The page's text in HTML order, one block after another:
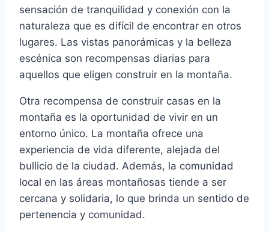
sensación de tranquilidad y conexión con la
naturaleza que es difícil de encontrar en otros
lugares. Las vistas panorámicas y la belleza
escénica son recompensas diarias para
aquellos que eligen construir en la montaña.
Otra recompensa de construir casas en la
montaña es la oportunidad de vivir en un
entorno único. La montaña ofrece una
experiencia de vida diferente, alejada del
bullicio de la ciudad. Además, la comunidad
local en las áreas montañosas tiende a ser
cercana y solidaria, lo que brinda un sentido de
pertenencia y comunidad.